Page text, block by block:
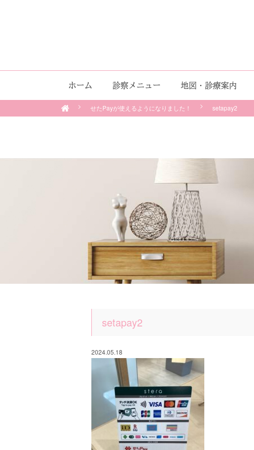
ホーム 診察メニュー 地図・診療案内
せたPayが使えるようになりました！ setapay2
setapay2
2024.05.18